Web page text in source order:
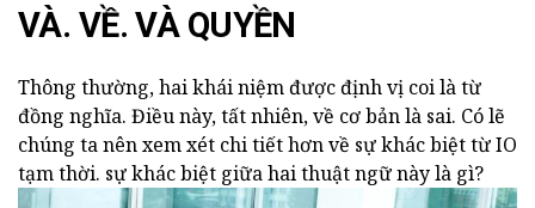
VÀ. VỀ. VÀ QUYỀN
Thông thường, hai khái niệm được định vị coi là từ
đồng nghĩa. Điều này, tất nhiên, về cơ bản là sai. Có lẽ
chúng ta nên xem xét chi tiết hơn về sự khác biệt từ IO
tạm thời. sự khác biệt giữa hai thuật ngữ này là gì?